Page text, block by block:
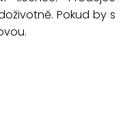
Pokud by s